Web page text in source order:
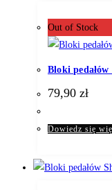
Out of Stock
Bloki
79,90 zł
Dowiedz się